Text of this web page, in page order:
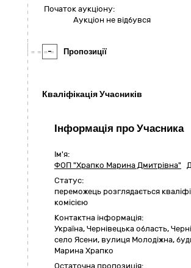
Початок аукціону:
Аукціон не відбувся
- Пропозиції
Кваліфікація Учасників
Інформація про Учасника
Ім'я:
ФОП "Храпко Марина Дмитрівна"
Статус:
переможець розглядається
комісією
Контактна інформація:
Україна, Чернівецька область,
село Ясени, вулиця Молодіжна,
Марина Храпко
Остаточна пропозиція: